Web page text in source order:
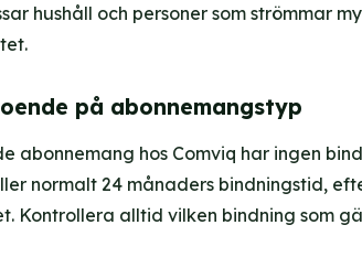
hushåll och personer som strömmar
på abonnemangstyp
abonnemang hos Comviq har ingen
normalt 24 månaders bindningstid,
Kontrollera alltid vilken bindning som